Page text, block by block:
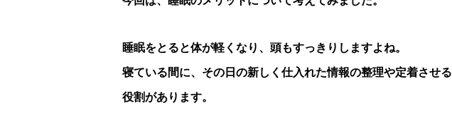
睡眠をとると体が軽くなり、頭もすっきりしますよね。
寝ている間に、その日の新しく仕入れた情報の整理や定着させる
役割があります。